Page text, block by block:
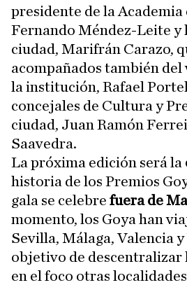
presidente de la Academia
Fernando Méndez-Leite y
ciudad, Marifrán Carazo,
acompañados también
la institución, Rafael
concejales de Cultura y
ciudad, Juan Ramón
Saavedra.
La próxima edición será la
historia de los Premios
gala se celebre fuera de
momento, los Goya han
Sevilla, Málaga, Valencia
objetivo de descentralizar
en el foco otras